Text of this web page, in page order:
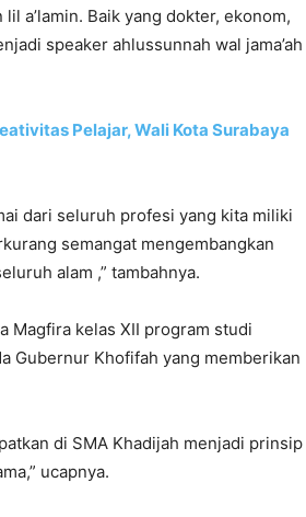
a’lamin. Baik yang dokter, ekonom,
speaker ahlussunnah wal jama’ah
Pelajar, Wali Kota Surabaya
dari seluruh profesi yang kita miliki
semangat mengembangkan
alam ,” tambahnya.
Magfira kelas XII program studi
Gubernur Khofifah yang memberikan
di SMA Khadijah menjadi prinsip
ucapnya.